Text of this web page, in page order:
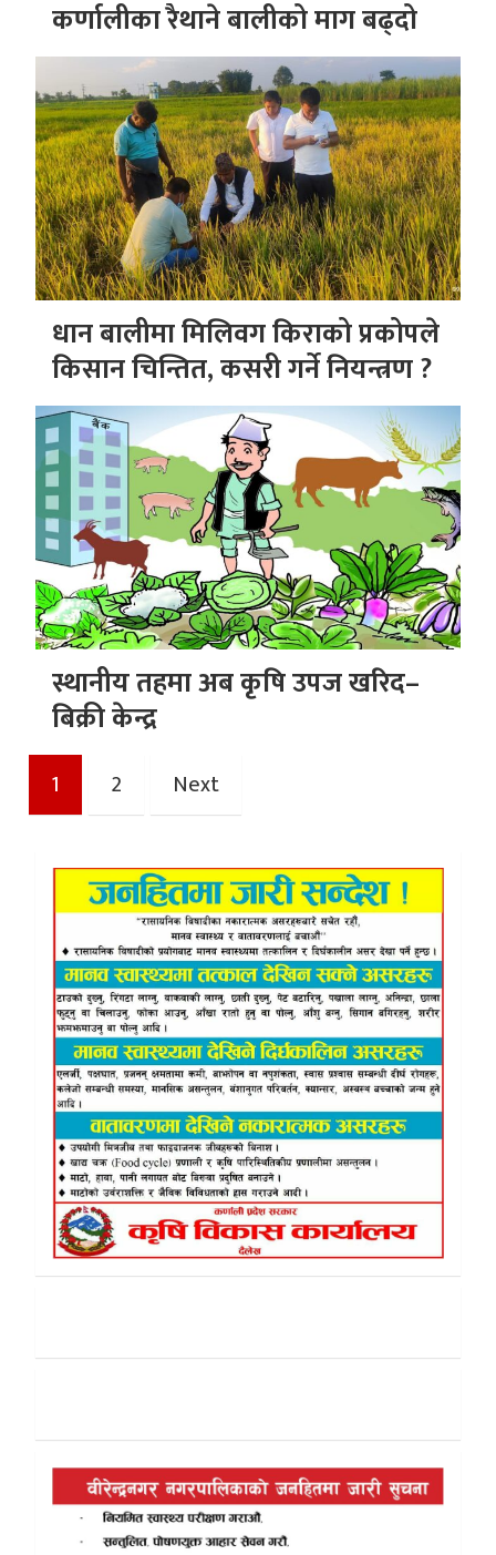
कर्णालीका रैथाने बालीको माग बढ्दो
धान बालीमा मिलिवग किराको प्रकोपले
किसान चिन्तित, कसरी गर्ने नियन्त्रण ?
स्थानीय तहमा अब कृषि उपज खरिद–
बिक्री केन्द्र
Posts
pagination
1 2 Next